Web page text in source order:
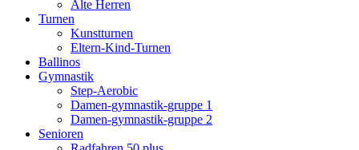
Alte Herren
Turnen
Kunstturnen
Eltern-Kind-Turnen
Ballinos
Gymnastik
Step-Aerobic
Damen-gymnastik-gruppe 1
Damen-gymnastik-gruppe 2
Senioren